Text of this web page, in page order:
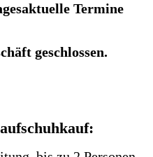
Termine
geschlossen.